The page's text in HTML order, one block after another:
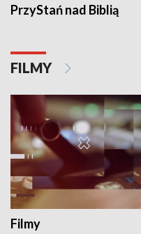
PrzyStań nad Biblią
FILMY
Filmy